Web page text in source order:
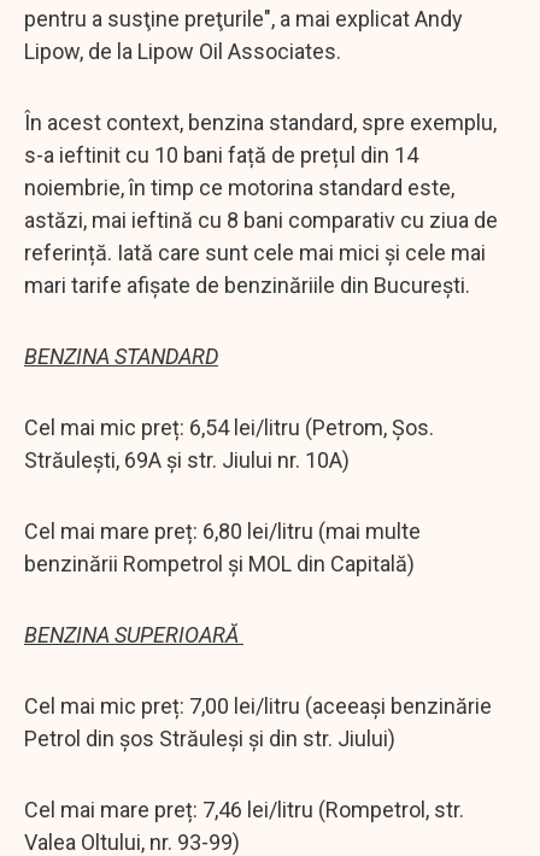
pentru a susţine preţurile", a mai explicat Andy
Lipow, de la Lipow Oil Associates.
În acest context, benzina standard, spre exemplu,
s-a ieftinit cu 10 bani față de prețul din 14
noiembrie, în timp ce motorina standard este,
astăzi, mai ieftină cu 8 bani comparativ cu ziua de
referință. Iată care sunt cele mai mici și cele mai
mari tarife afișate de benzinăriile din București.
BENZINA STANDARD
Cel mai mic preț: 6,54 lei/litru (Petrom, Șos.
Străulești, 69A și str. Jiului nr. 10A)
Cel mai mare preț: 6,80 lei/litru (mai multe
benzinării Rompetrol și MOL din Capitală)
BENZINA SUPERIOARĂ
Cel mai mic preț: 7,00 lei/litru (aceeași benzinărie
Petrol din șos Străuleși și din str. Jiului)
Cel mai mare preț: 7,46 lei/litru (Rompetrol, str.
Valea Oltului, nr. 93-99)